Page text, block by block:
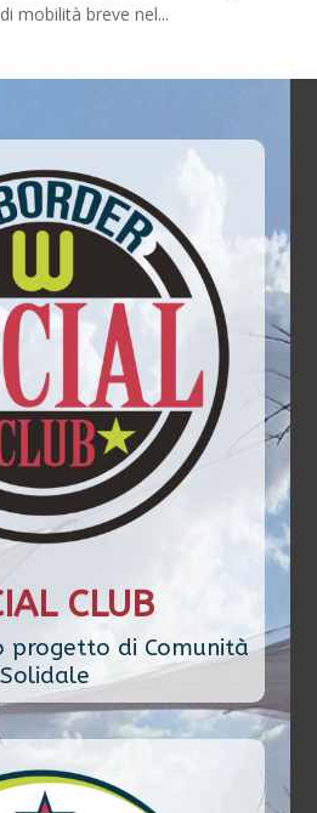
mobilità breve nel...
CLUB
progetto di Comunità
Solidale